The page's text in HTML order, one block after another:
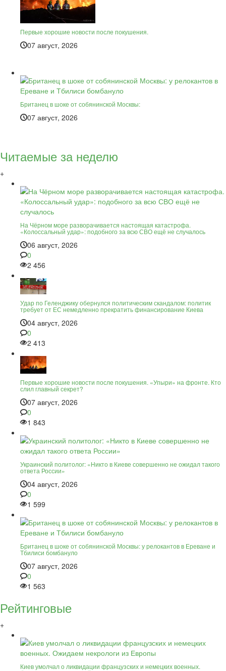
Первые хорошие новости после покушения.
07 август, 2026
Британец в шоке от собянинской Москвы:
07 август, 2026
Читаемые за неделю
+
На Чёрном море разворачивается настоящая катастрофа.
«Колоссальный удар»: подобного за всю СВО ещё не случалось
06 август, 2026
0
2 456
Удар по Геленджику обернулся политическим скандалом: политик
требует от ЕС немедленно прекратить финансирование Киева
04 август, 2026
0
2 413
Первые хорошие новости после покушения. «Упыри» на фронте. Кто
слил главный секрет?
07 август, 2026
0
1 843
Украинский политолог: «Никто в Киеве совершенно не ожидал такого
ответа России»
04 август, 2026
0
1 599
Британец в шоке от собянинской Москвы: у релокантов в Ереване и
Тбилиси бомбануло
07 август, 2026
0
1 563
Рейтинговые
+
Киев умолчал о ликвидации французских и немецких военных.